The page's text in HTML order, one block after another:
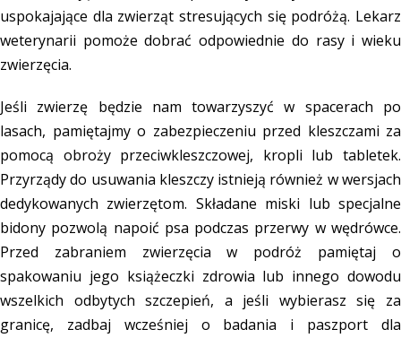
uspokajające dla zwierząt stresujących się podróżą. Lekarz
weterynarii pomoże dobrać odpowiednie do rasy i wieku
zwierzęcia.
Jeśli zwierzę będzie nam towarzyszyć w spacerach po
lasach, pamiętajmy o zabezpieczeniu przed kleszczami za
pomocą obroży przeciwkleszczowej, kropli lub tabletek.
Przyrządy do usuwania kleszczy istnieją również w wersjach
dedykowanych zwierzętom. Składane miski lub specjalne
bidony pozwolą napoić psa podczas przerwy w wędrówce.
Przed zabraniem zwierzęcia w podróż pamiętaj o
spakowaniu jego książeczki zdrowia lub innego dowodu
wszelkich odbytych szczepień, a jeśli wybierasz się za
granicę, zadbaj wcześniej o badania i paszport dla